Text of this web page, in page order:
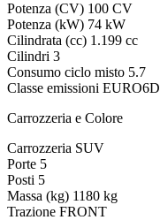
Potenza (CV) 100 CV
Potenza (kW) 74 kW
Cilindrata (cc) 1.199 cc
Cilindri 3
Consumo ciclo misto 5.7
Classe emissioni EURO6D
Carrozzeria e Colore
Carrozzeria SUV
Porte 5
Posti 5
Massa (kg) 1180 kg
Trazione FRONT